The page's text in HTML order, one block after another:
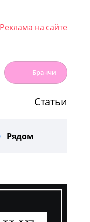
Реклама на сайте
Бранчи
Статьи
Рядом